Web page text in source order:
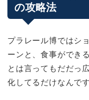
の攻略法
プラレール博ではシ
ーンと、食事ができ
とは言ってもだだっ
化してるだけなんで